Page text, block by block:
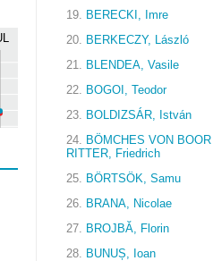
19. BERECKI, Imre
20. BERKECZY, László
21. BLENDEA, Vasile
22. BOGOI, Teodor
23. BOLDIZSÁR, István
24. BÖMCHES VON BOOR
RITTER, Friedrich
25. BÖRTSÖK, Samu
26. BRANA, Nicolae
27. BROJBĂ, Florin
28. BUNUȘ, Ioan